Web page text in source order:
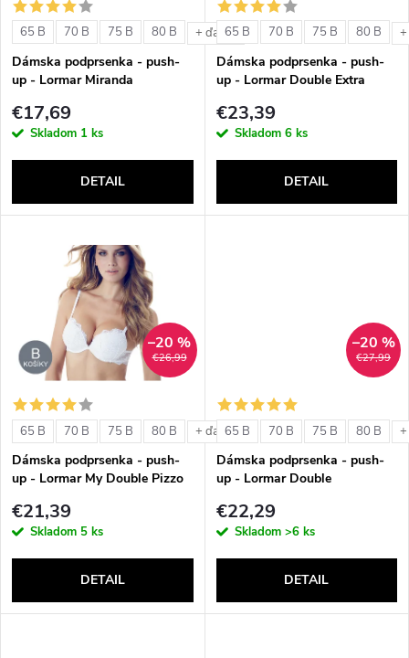
e
p
r
d
t
o
v
s
p
r
o
d
t
o
v
65 B 70 B 75 B 80 B + ďalšie
Dámska podprsenka - push-
up - Lormar Miranda
€17,69
Skladom 1 ks
DETAIL
65 B 70 B 75 B 80 B
Dámska podprsenka - push-
up - Lormar Double Extra
€23,39
Skladom 6 ks
DETAIL
€26,99
–20 %
65 B 70 B 75 B 80 B + ďalšie
Dámska podprsenka - push-
up - Lormar My Double Pizzo
€21,39
Skladom 5 ks
DETAIL
€27,99
–20 %
65 B 70 B 75 B 80 B
Dámska podprsenka - push-
up - Lormar Double
€22,29
Skladom >6 ks
DETAIL